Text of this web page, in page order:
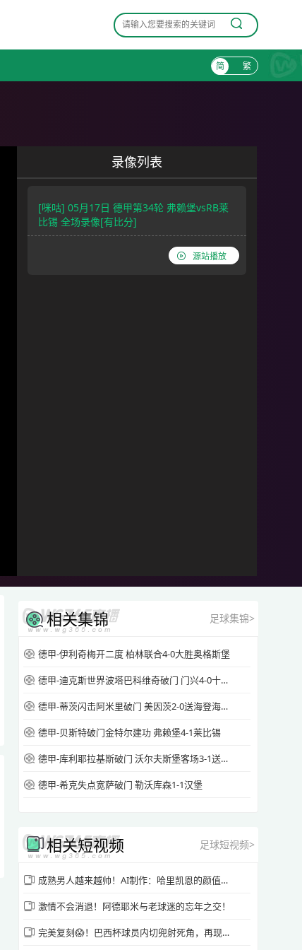
简 繁
录像列表
[咪咕] 05月17日 德甲第34轮 弗赖堡vsRB莱
比锡 全场录像[有比分]
源站播放
相关集锦 足球集锦>
德甲-伊利奇梅开二度 柏林联合4-0大胜奥格斯堡
德甲-迪克斯世界波塔巴科维奇破门 门兴4-0十人霍芬海姆
德甲-蒂茨闪击阿米里破门 美因茨2-0送海登海姆降级
德甲-贝斯特破门金特尔建功 弗赖堡4-1莱比锡
德甲-库利耶拉基斯破门 沃尔夫斯堡客场3-1送圣保利降级
德甲-希克失点宽萨破门 勒沃库森1-1汉堡
相关短视频 足球短视频>
成熟男人越来越帅！AI制作：哈里凯恩的颜值变化~
激情不会消退！阿德耶米与老球迷的忘年之交！
完美复刻😱！巴西杯球员内切兜射死角，再现经典“罗本式”进球